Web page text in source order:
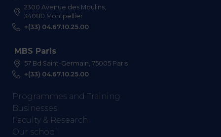
2300 Avenue des Moulins,
34080 Montpellier
+(33) 04.67.10.25.00
MBS Paris
57 Bd Saint-Germain, 75005 Paris
+(33) 04.67.10.25.00
Programmes and Training
Businesses
Faculty & Research
Our school